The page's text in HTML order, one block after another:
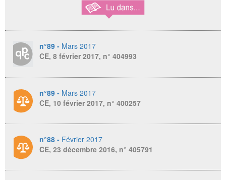
n°89 - Mars 2017
CE, 8 février 2017, n° 404993
n°89 - Mars 2017
CE, 10 février 2017, n° 400257
n°88 - Février 2017
CE, 23 décembre 2016, n° 405791